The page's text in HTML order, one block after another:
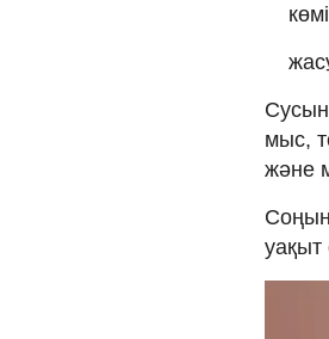
мыс,
және
уақыт